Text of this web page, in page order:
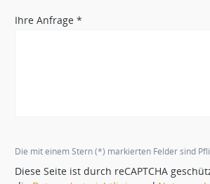
Ihre Anfrage *
Die mit einem Stern (*) markierten Felder sind
Diese Seite ist durch reCAPTCHA